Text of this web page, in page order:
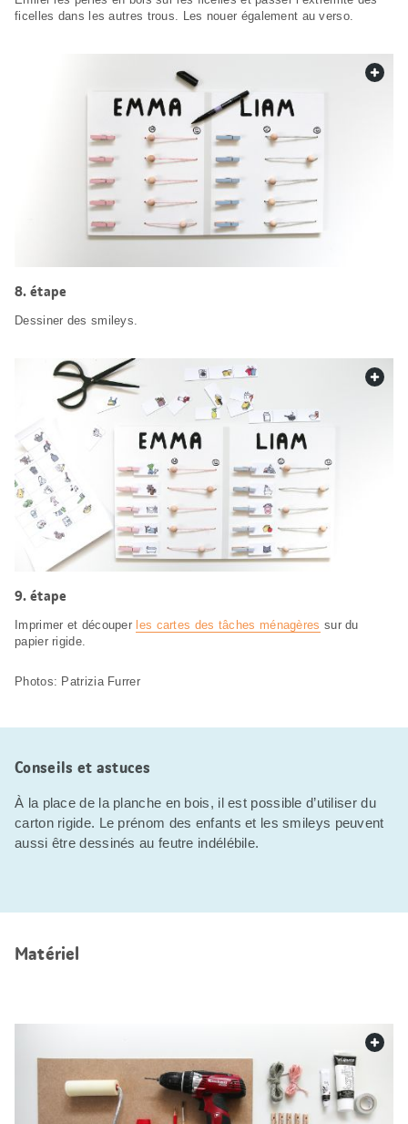
ficelles dans les autres trous. Les nouer également au verso.
étape
Dessiner des smileys.
étape
Imprimer et découper les cartes des tâches ménagères sur du
papier rigide.
Photos: Patrizia Furrer
Conseils et astuces
À la place de la planche en bois, il est possible d’utiliser du
carton rigide. Le prénom des enfants et les smileys peuvent
aussi être dessinés au feutre indélébile.
Matériel